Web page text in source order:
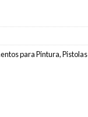
para Pintura,Pistolas